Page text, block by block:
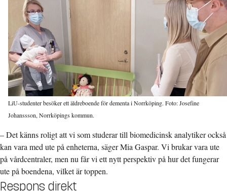
LiU-studenter besöker ett äldreboende för dementa i Norrköping. Foto: Josefine
Johanssson, Norrköpings kommun.
– Det känns roligt att vi som studerar till biomedicinsk analytiker också
kan vara med ute på enheterna, säger Mia Gaspar. Vi brukar vara ute
på vårdcentraler, men nu får vi ett nytt perspektiv på hur det fungerar
ute på boendena, vilket är toppen.
Respons direkt